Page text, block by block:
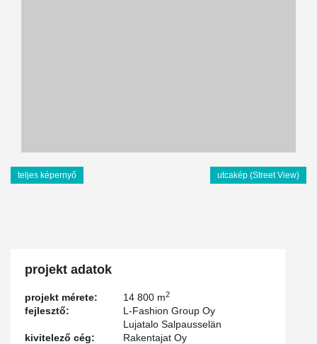
teljes képernyő utcakép (Street View)
projekt adatok
projekt mérete: 14 800 m2
fejlesztő: L-Fashion Group Oy
kivitelező cég:
Lujatalo Salpausselän
Rakentajat Oy